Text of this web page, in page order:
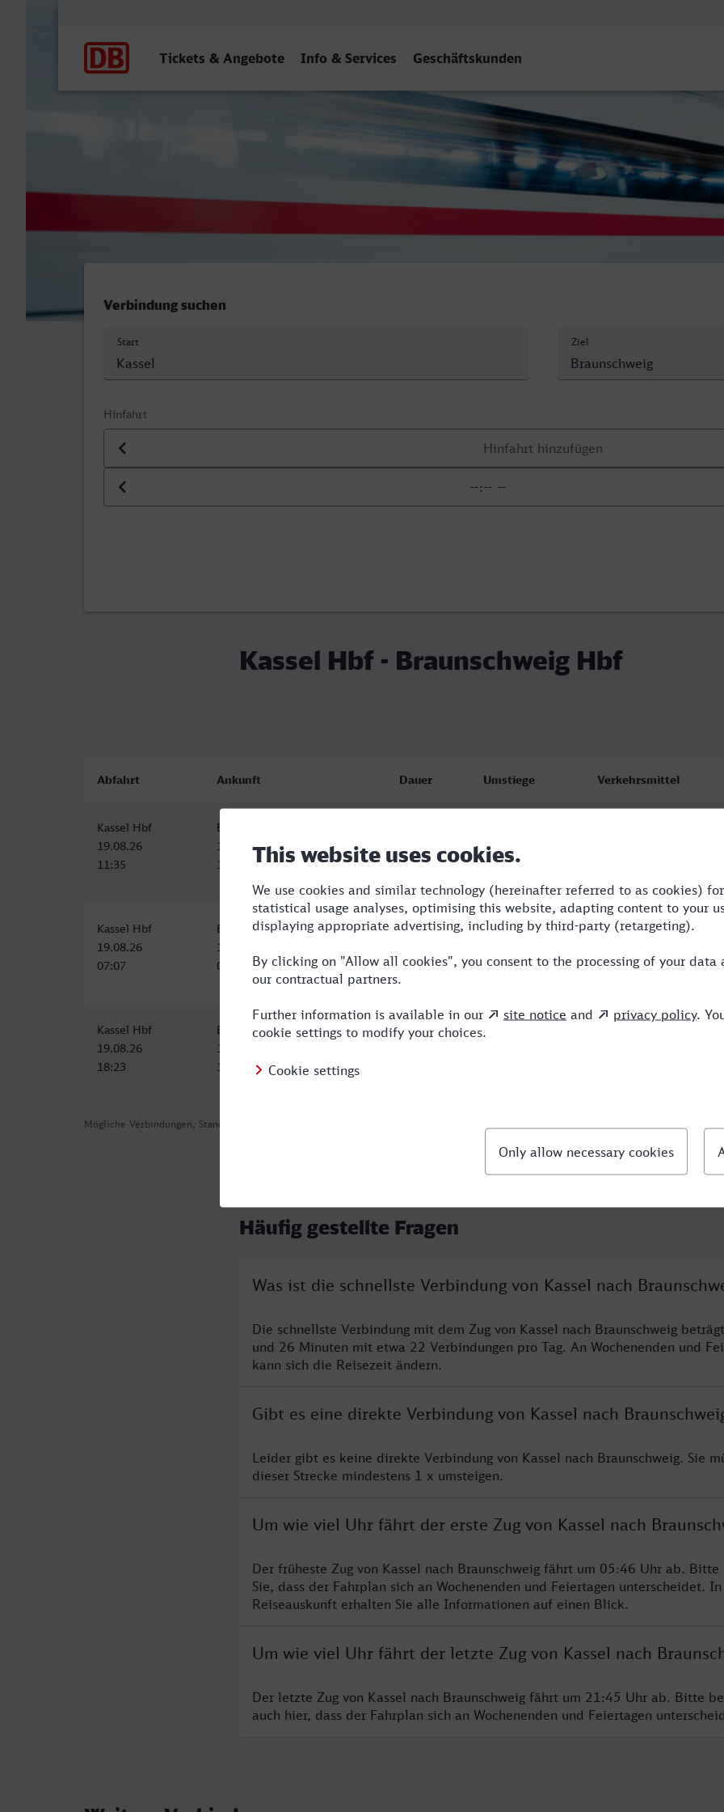
Tickets & Angebote Info & Services Geschäftskunden
Kassel Hbf - Braunschweig Hbf
Verbindung suchen
Start Ziel
Hinfahrt
Datum der Hinfahrt
Uhrzeit der Hinfahrt
Kassel Hbf - Braunschweig Hbf
Mögliche Verbindungen, Stand: 2026-08-05 11:49
Abfahrt Ankunft Dauer Umstiege Verkehrsmittel
Kassel Hbf
19.08.26
11:35
Braunschweig Hbf
19.08.26
13:01
Kassel Hbf
19.08.26
07:07
Braunschweig Hbf
19.08.26
09:01
1:54 1 CAN,ICE
Kassel Hbf
19.08.26
18:23
Braunschweig Hbf
19.08.26
19:59
1:36
Häufig gestellte Fragen
Was ist die schnellste Verbindung von Kassel nach
Die schnellste Verbindung mit dem Zug von Kassel nach Braunschweig
und 26 Minuten mit etwa 22 Verbindungen pro Tag. An Wochenenden und
kann sich die Reisezeit ändern.
Gibt es eine direkte Verbindung von Kassel nach
Leider gibt es keine direkte Verbindung von Kassel nach Braunschweig. Sie
dieser Strecke mindestens 1 x umsteigen.
Um wie viel Uhr fährt der erste Zug von Kassel nach
Der früheste Zug von Kassel nach Braunschweig fährt um 05:46 Uhr ab. Bitte
Sie, dass der Fahrplan sich an Wochenenden und Feiertagen unterscheidet.
Reiseauskunft erhalten Sie alle Informationen auf einen Blick.
Um wie viel Uhr fährt der letzte Zug von Kassel nach
Der letzte Zug von Kassel nach Braunschweig fährt um 21:45 Uhr ab. Bitte
auch hier, dass der Fahrplan sich an Wochenenden und Feiertagen